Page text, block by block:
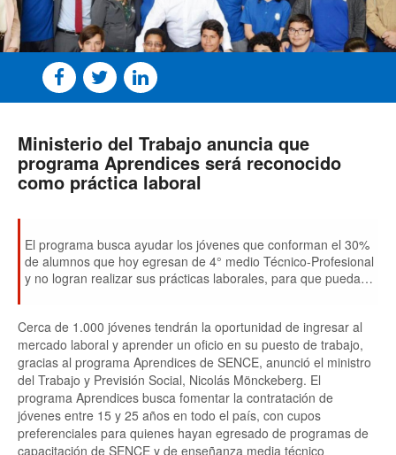
Ministerio del Trabajo anuncia que
programa Aprendices será reconocido
como práctica laboral
El programa busca ayudar los jóvenes que conforman el 30%
de alumnos que hoy egresan de 4° medio Técnico-Profesional
y no logran realizar sus prácticas laborales, para que puedan
Cerca de 1.000 jóvenes tendrán la oportunidad de ingresar al
mercado laboral y aprender un oficio en su puesto de trabajo,
gracias al programa Aprendices de SENCE, anunció el ministro
del Trabajo y Previsión Social, Nicolás Mönckeberg. El
programa Aprendices busca fomentar la contratación de
jóvenes entre 15 y 25 años en todo el país, con cupos
preferenciales para quienes hayan egresado de programas de
capacitación de SENCE y de enseñanza media técnico